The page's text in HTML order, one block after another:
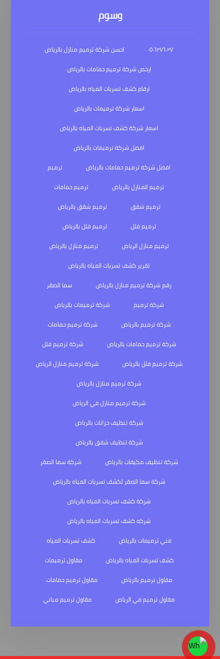
وسوم
٠٥٠٦٢٧٦٠٢٧
احسن شركة ترميم منازل بالرياض
ارخص شركة ترميم حمامات بالرياض
ارقام كشف تسربات المياه بالرياض
اسعار شركة ترميمات بالرياض
اسعار شركة كشف تسربات المياه بالرياض
افضل شركة ترميمات بالرياض
افضل شركة ترميم حمامات بالرياض
ترميم
ترميم المنازل بالرياض
ترميم حمامات
ترميم شقق
ترميم شقق بالرياض
ترميم فلل
ترميم فلل بالرياض
ترميم منازل الرياض
ترميم منازل بالرياض
تقرير كشف تسربات المياه بالرياض
رقم شركة ترميم منازل بالرياض
سما الصقر
شركة ترميم
شركة ترميمات بالرياض
شركة ترميم بالرياض
شركة ترميم حمامات
شركة ترميم حمامات بالرياض
شركة ترميم فلل
شركة ترميم فلل بالرياض
شركة ترميم منازل الرياض
شركة ترميم منازل بالرياض
شركة ترميم منازل في الرياض
شركة تنظيف خزانات بالرياض
شركة تنظيف شقق بالرياض
شركة تنظيف مكيفات بالرياض
شركة سما الصقر
شركة سما الصقر لكشف تسربات المياه بالرياض
شركة كشف تسربات المياه بالرياض
شركه كشف تسربات المياه بالرياض
فني ترميمات بالرياض
كشف تسربات المياه
كشف تسربات المياه بالرياض
مقاول ترميمات
مقاول ترميم بالرياض
مقاول ترميم حمامات
مقاول ترميم في الرياض
مقاول ترميم مباني